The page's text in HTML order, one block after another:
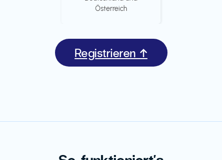
Österreich
Registrieren ↑